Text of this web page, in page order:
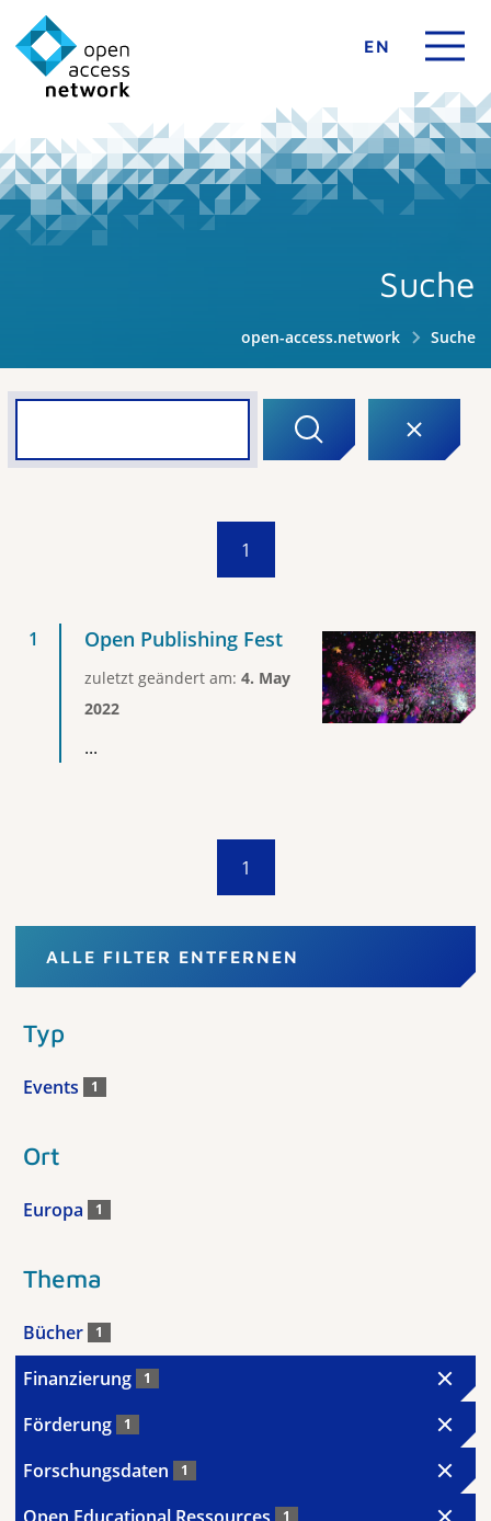
EN
Suche
open-access.network Suche
1
Open Publishing Fest
zuletzt geändert am: 4. May
2022
...
1
ALLE FILTER ENTFERNEN
Typ
Events 1
Ort
Europa 1
Thema
Bücher 1
Finanzierung 1
Förderung 1
Forschungsdaten 1
1